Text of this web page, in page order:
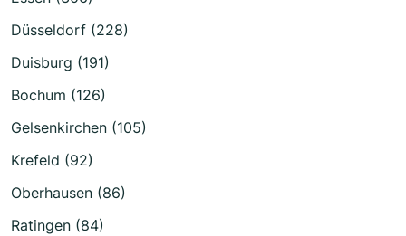
Düsseldorf (228)
Duisburg (191)
Bochum (126)
Gelsenkirchen (105)
Krefeld (92)
Oberhausen (86)
Ratingen (84)